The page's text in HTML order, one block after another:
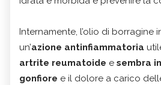
Internamente, l’olio di borragine
un’azione antinfiammatoria
artrite reumatoide e sembra
gonfiore e il dolore a carico